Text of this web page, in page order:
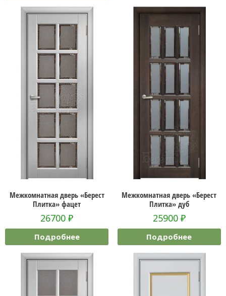
Межкомнатная дверь «Берест
Плитка» фацет
26700₽
Подробнее
Межкомнатная дверь «Берест
Плитка» дуб
25900 ₽
Подробнее